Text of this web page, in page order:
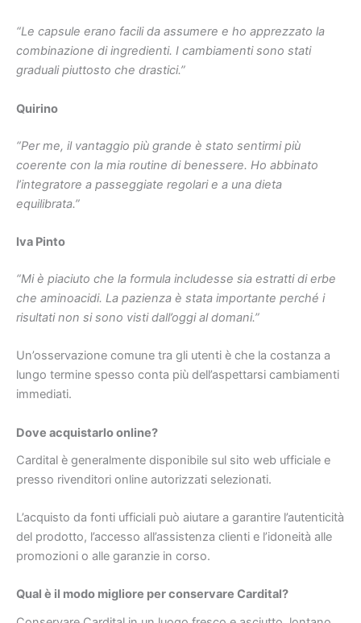
“Le capsule erano facili da assumere e ho apprezzato la
combinazione di ingredienti. I cambiamenti sono stati
graduali piuttosto che drastici.”
Quirino
“Per me, il vantaggio più grande è stato sentirmi più
coerente con la mia routine di benessere. Ho abbinato
l’integratore a passeggiate regolari e a una dieta
equilibrata.”
Iva Pinto
“Mi è piaciuto che la formula includesse sia estratti di erbe
che aminoacidi. La pazienza è stata importante perché i
risultati non si sono visti dall’oggi al domani.”
Un’osservazione comune tra gli utenti è che la costanza a
lungo termine spesso conta più dell’aspettarsi cambiamenti
immediati.
Dove acquistarlo online?
Cardital è generalmente disponibile sul sito web ufficiale e
presso rivenditori online autorizzati selezionati.
L’acquisto da fonti ufficiali può aiutare a garantire l’autenticità
del prodotto, l’accesso all’assistenza clienti e l’idoneità alle
promozioni o alle garanzie in corso.
Qual è il modo migliore per conservare Cardital?